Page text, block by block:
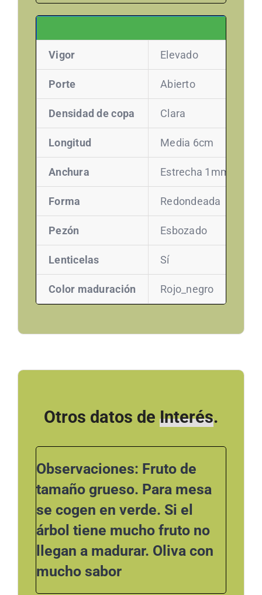
Vigor Elevado
Porte Abierto
Densidad de copa Clara
Longitud Media 6cm
Anchura Estrecha 1mm
Forma Redondeada
Pezón Esbozado
Lenticelas Sí
Color maduración Rojo_negro
Otros datos de Interés.
Observaciones: Fruto de
tamaño grueso. Para mesa
se cogen en verde. Si el
árbol tiene mucho fruto no
llegan a madurar. Oliva con
mucho sabor